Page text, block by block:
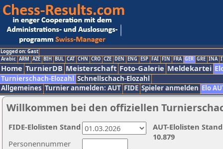
Logged on: Gast
Arabic ARM AZE BIH BUL CAT CHN CRO CZE DEN ENG ESP FAI FIN FRA GER GRE INA
Home TurnierDB Meisterschaft Foto-Galerie Meldekartei
Turnierschach-Elozahl Schnellschach-Elozahl
Allgemeines Turnier anmelden: AUT FIDE Spieler anmelden Elo
Willkommen bei den offiziellen
Personennummer
AUT-Elolisten
10.879
FIDE-Elolisten Stand